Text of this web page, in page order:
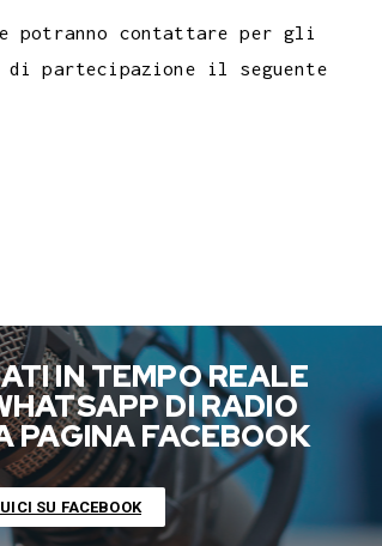
potranno contattare per gli
partecipazione il seguente
IN TEMPO REALE
DI RADIO
PAGINA FACEBOOK
SU FACEBOOK